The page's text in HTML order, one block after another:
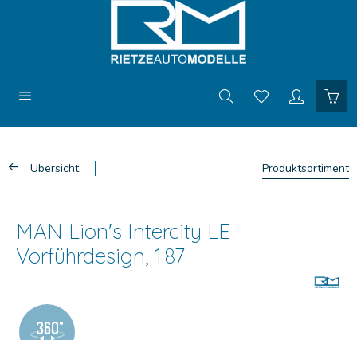
Übersicht Produktsortiment
MAN Lion's Intercity LE
Vorführdesign, 1:87